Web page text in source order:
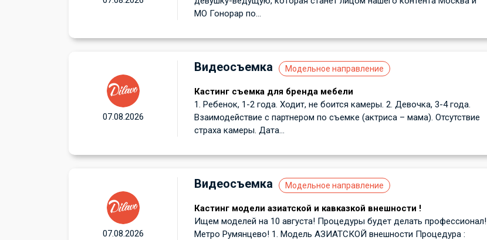
МО Гонорар по...
Видеосъемка Модельное направление
Кастинг съемка для бренда мебели
1. Ребенок, 1-2 года. Ходит, не боится камеры. 2. Девочка, 3-4 года.
Взаимодействие с партнером по съемке (актриса – мама). Отсутствие
страха камеры. Дата...
07.08.2026
Видеосъемка Модельное направление
Кастинг модели азиатской и кавказкой внешности !
Ищем моделей на 10 августа! Процедуры будет делать профессионал!
Метро Румянцево! 1. Модель АЗИАТСКОЙ внешности Процедура :
07.08.2026